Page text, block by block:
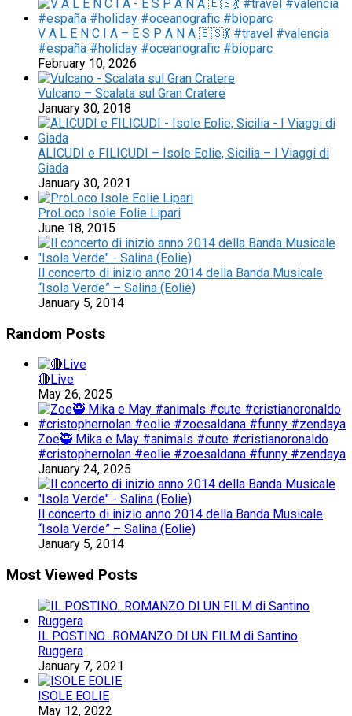
V A L E N C I A – E S P A N A 🇪🇸💃 #travel #valencia
#españa #holiday #oceanografic #bioparc
February 10, 2026
Vulcano – Scalata sul Gran Cratere
January 30, 2018
ALICUDI e FILICUDI – Isole Eolie, Sicilia – I Viaggi di
Giada
January 30, 2021
ProLoco Isole Eolie Lipari
June 18, 2015
Il concerto di inizio anno 2014 della Banda Musicale
“Isola Verde” – Salina (Eolie)
January 5, 2014
Random Posts
🔴Live
May 26, 2025
Zoe🥷 Mika e May #animals #cute #cristianoronaldo
#cristophernolan #eolie #zoesaldana #funny #zendaya
January 24, 2025
Il concerto di inizio anno 2014 della Banda Musicale
“Isola Verde” – Salina (Eolie)
January 5, 2014
Most Viewed Posts
IL POSTINO…ROMANZO DI UN FILM di Santino
Ruggera
January 7, 2021
ISOLE EOLIE
May 12, 2022